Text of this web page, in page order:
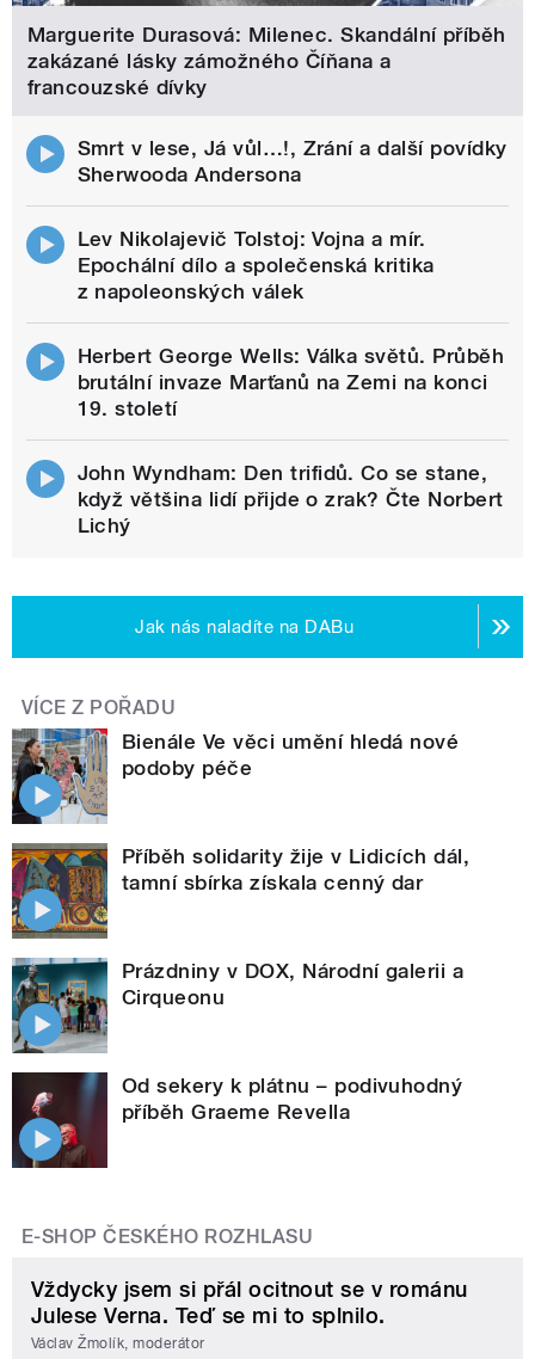
Marguerite Durasová: Milenec. Skandální příběh
zakázané lásky zámožného Číňana a
francouzské dívky
Smrt v lese, Já vůl…!, Zrání a další povídky
Sherwooda Andersona
Lev Nikolajevič Tolstoj: Vojna a mír.
Epochální dílo a společenská kritika
z napoleonských válek
Herbert George Wells: Válka světů. Průběh
brutální invaze Marťanů na Zemi na konci
19. století
John Wyndham: Den trifidů. Co se stane,
když většina lidí přijde o zrak? Čte Norbert
Lichý
Jak nás naladíte na DABu
VÍCE Z POŘADU
Bienále Ve věci umění hledá nové
podoby péče
Příběh solidarity žije v Lidicích dál,
tamní sbírka získala cenný dar
Prázdniny v DOX, Národní galerii a
Cirqueonu
Od sekery k plátnu – podivuhodný
příběh Graeme Revella
E-SHOP ČESKÉHO ROZHLASU
Vždycky jsem si přál ocitnout se v románu
Julese Verna. Teď se mi to splnilo.
Václav Žmolík, moderátor